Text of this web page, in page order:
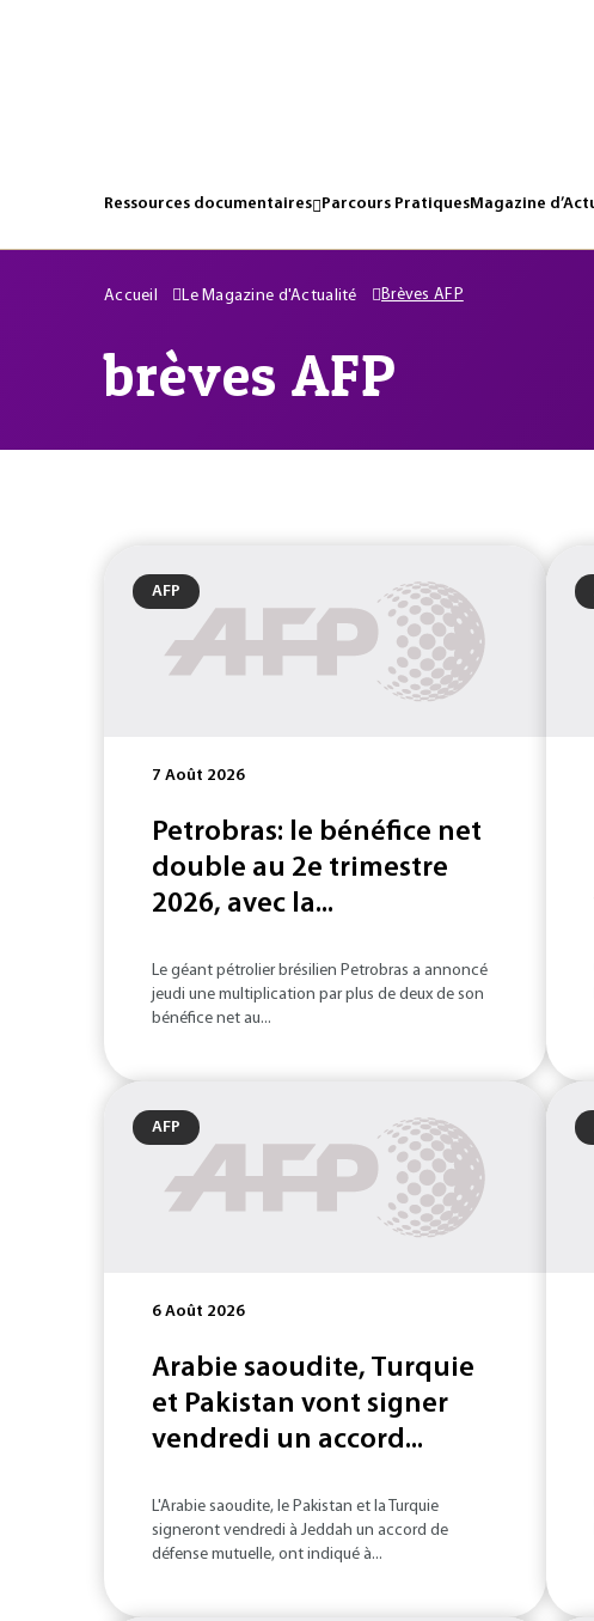
Ressources documentaires Parcours PratiquesMagazine
Accueil Le Magazine d'Actualité Brèves AFP
brèves AFP
AFP
7 Août 2026
Petrobras: le bénéfice net
double au 2e trimestre
2026, avec la...
Le géant pétrolier brésilien Petrobras a annoncé
jeudi une multiplication par plus de deux de son
bénéfice net au...
AFP
6 Août 2026
Arabie saoudite, Turquie
et Pakistan vont signer
vendredi un accord...
L'Arabie saoudite, le Pakistan et la Turquie
signeront vendredi à Jeddah un accord de
défense mutuelle, ont indiqué à...